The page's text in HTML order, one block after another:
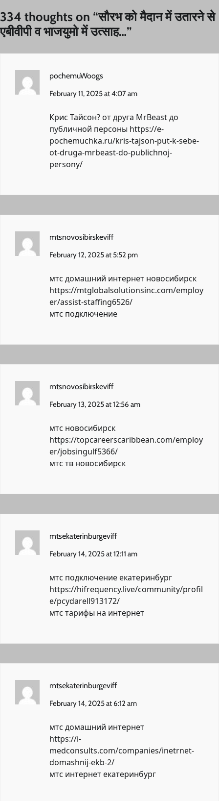
334 thoughts on “सौरभ को मैदान में उतारने से
एबीवीपी व भाजयुमो में उत्साह…”
pochemuWoogs
February 11, 2025 at 4:07 am
Крис Тайсон? от друга MrBeast до
публичной персоны https://e-
pochemuchka.ru/kris-tajson-put-k-sebe-
ot-druga-mrbeast-do-publichnoj-
persony/
mtsnovosibirskeviff
February 12, 2025 at 5:52 pm
мтс домашний интернет новосибирск
https://mtglobalsolutionsinc.com/employ
er/assist-staffing6526/
мтс подключение
mtsnovosibirskeviff
February 13, 2025 at 12:56 am
мтс новосибирск
https://topcareerscaribbean.com/employ
er/jobsingulf5366/
мтс тв новосибирск
mtsekaterinburgeviff
February 14, 2025 at 12:11 am
мтс подключение екатеринбург
https://hifrequency.live/community/profil
e/pcydarell913172/
мтс тарифы на интернет
mtsekaterinburgeviff
February 14, 2025 at 6:12 am
мтс домашний интернет
https://i-
medconsults.com/companies/inetrnet-
domashnij-ekb-2/
мтс интернет екатеринбург